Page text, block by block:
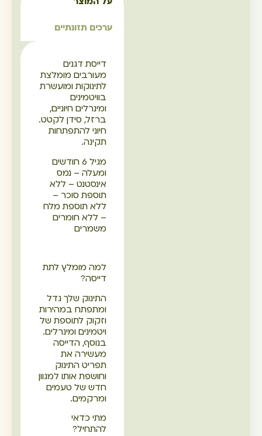
ערכים תזונתיים
דייסת דגנים
מעורבים מומלצת
לתינוקות ומועשרת
בוויטמינים
ומינרלים חיוניים,
ברזל, סידן לקטט.
חיוני להתפתחות
תקינה.
מגיל 6 חודשים
ומעלה – נמס
אינסטנט – ללא
תוספת סוכר –
ללא תוספת מלח
– ללא חומרים
משמרים
למה מומלץ לתת
דייסה?
התינוק שלך גדל
ומתפתח במהירות
וזקוק לתוספת של
ויטמינים ומינרלים.
בנוסף, הדייסה
מעשירה את
תפריט התינוק
וחושפת אותו למגוון
חדש של טעמים
ומרקמים.
מתי כדאי
להתחיל?